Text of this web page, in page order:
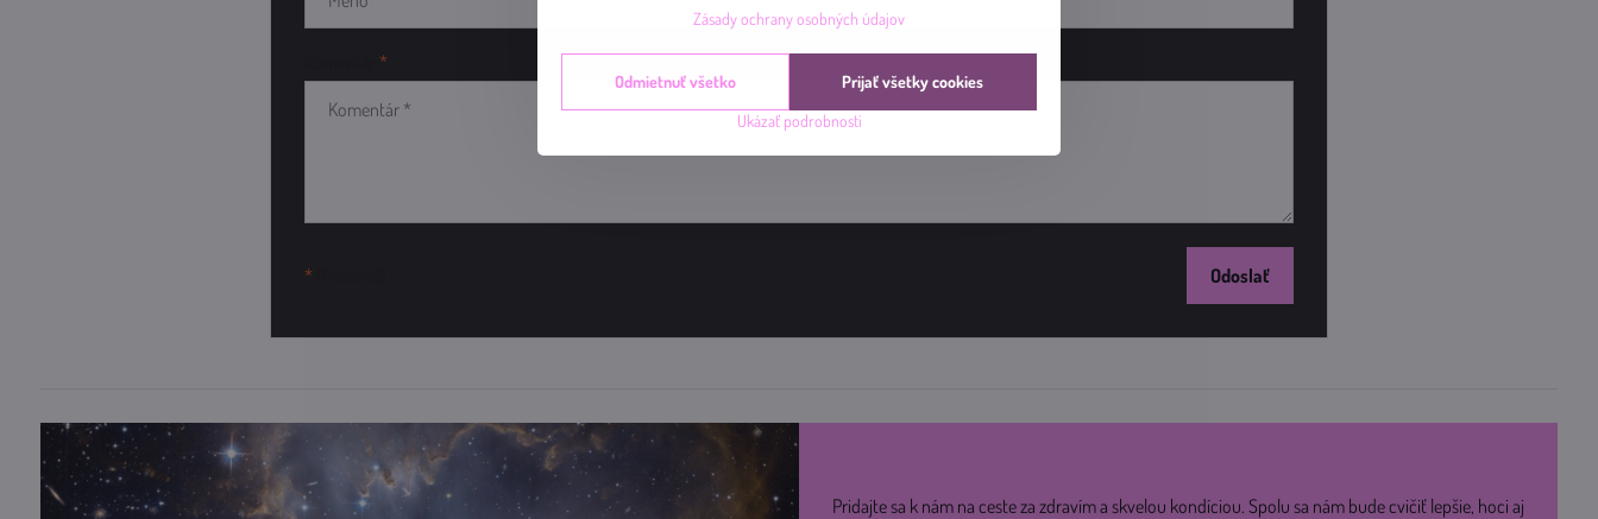
*
* Odoslať
Pridajte sa k nám na ceste za zdravím a skvelou kondíciou. Spolu sa nám bude cvičiť lepšie, hoci aj
Zásady ochrany osobných údajov
Ukázať podrobnosti
Prijať všetky cookies
Odmietnuť všetko